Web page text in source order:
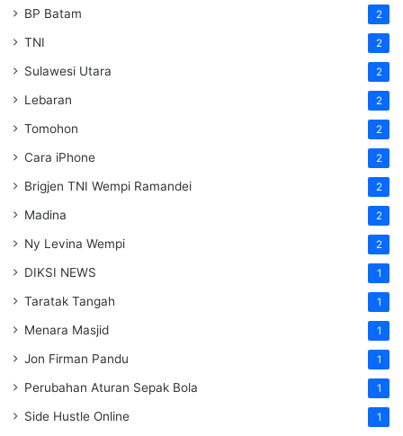
BP Batam 2
TNI 2
Sulawesi Utara 2
Lebaran 2
Tomohon 2
Cara iPhone 2
Brigjen TNI Wempi Ramandei 2
Madina 2
Ny Levina Wempi 2
DIKSI NEWS 1
Taratak Tangah 1
Menara Masjid 1
Jon Firman Pandu 1
Perubahan Aturan Sepak Bola 1
Side Hustle Online 1